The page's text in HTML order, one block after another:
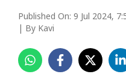
Published On: 9 Jul 2024,
| By Kavi